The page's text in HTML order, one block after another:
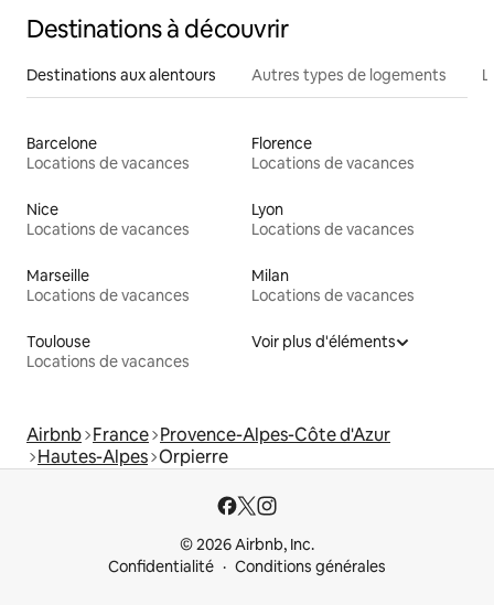
Destinations à découvrir
Destinations aux alentours Autres types de logements
Barcelone
Locations de vacances
Florence
Locations de vacances
Nice
Locations de vacances
Lyon
Locations de vacances
Marseille
Locations de vacances
Milan
Locations de vacances
Toulouse
Locations de vacances
Voir plus d'éléments
Airbnb France Provence-Alpes-Côte d'Azur
Hautes-Alpes Orpierre
© 2026 Airbnb, Inc.
Confidentialité
Conditions générales